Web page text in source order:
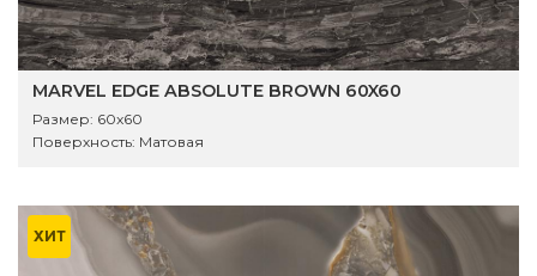
MARVEL EDGE ABSOLUTE BROWN 60X60
Размер: 60x60
Поверхность: Матовая
ХИТ